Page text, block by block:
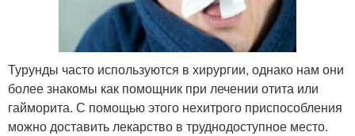
Турунды часто используются в хирургии, однако нам они
более знакомы как помощник при лечении отита или
гайморита. С помощью этого нехитрого приспособления
можно доставить лекарство в труднодоступное место.